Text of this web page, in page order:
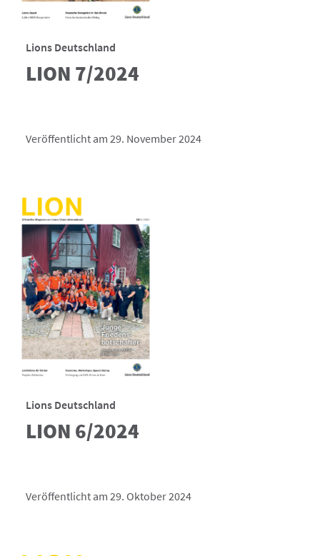
Lions Deutschland
LION 7/2024
Veröffentlicht am 29. November 2024
Lions Deutschland
LION 6/2024
Veröffentlicht am 29. Oktober 2024